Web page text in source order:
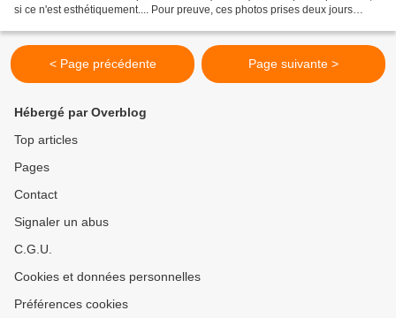
si ce n'est esthétiquement.... Pour preuve, ces photos prises deux jours
< Page précédente Page suivante >
Hébergé par Overblog
Top articles
Pages
Contact
Signaler un abus
C.G.U.
Cookies et données personnelles
Préférences cookies